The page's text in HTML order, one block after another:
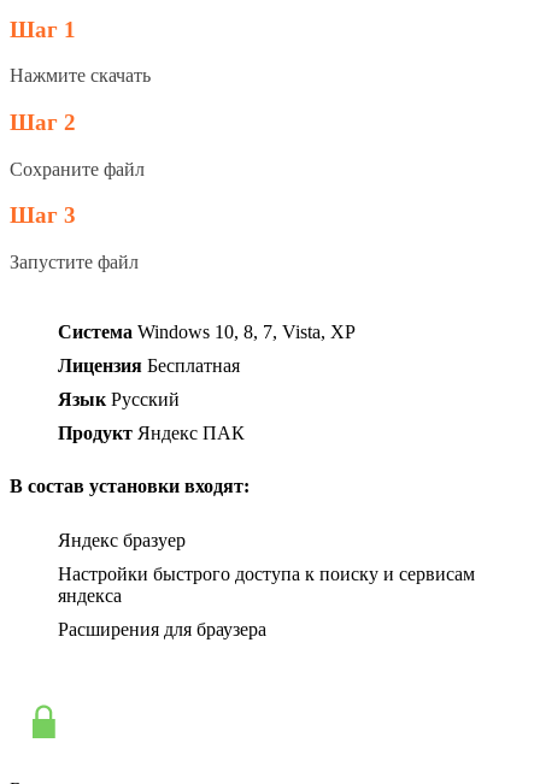
Шаг 1
Нажмите скачать
Шаг 2
Сохраните файл
Шаг 3
Запустите файл
Система Windows 10, 8, 7, Vista, XP
Лицензия Бесплатная
Язык Русский
Продукт Яндекс ПАК
В состав установки входят:
Яндекс бразуер
Настройки быстрого доступа к поиску и сервисам
яндекса
Расширения для браузера